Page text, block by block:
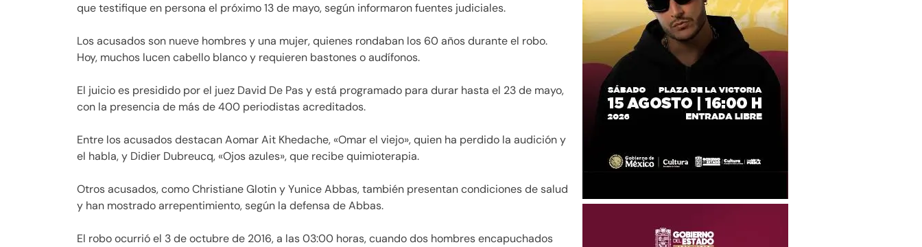
que testifique en persona el próximo 13 de mayo, según informaron fuentes judiciales.
Los acusados son nueve hombres y una mujer, quienes rondaban los 60 años durante el robo.
Hoy, muchos lucen cabello blanco y requieren bastones o audífonos.
El juicio es presidido por el juez David De Pas y está programado para durar hasta el 23 de mayo,
con la presencia de más de 400 periodistas acreditados.
Entre los acusados destacan Aomar Ait Khedache, «Omar el viejo», quien ha perdido la audición y
el habla, y Didier Dubreucq, «Ojos azules», que recibe quimioterapia.
Otros acusados, como Christiane Glotin y Yunice Abbas, también presentan condiciones de salud
y han mostrado arrepentimiento, según la defensa de Abbas.
El robo ocurrió el 3 de octubre de 2016, a las 03:00 horas, cuando dos hombres encapuchados